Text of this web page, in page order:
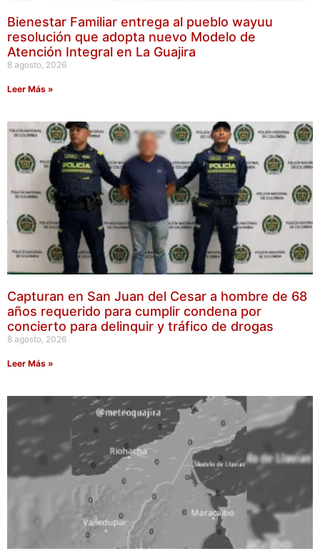
Bienestar Familiar entrega al pueblo wayuu
resolución que adopta nuevo Modelo de
Atención Integral en La Guajira
8 agosto, 2026
Leer Más »
Capturan en San Juan del Cesar a hombre de 68
años requerido para cumplir condena por
concierto para delinquir y tráfico de drogas
8 agosto, 2026
Leer Más »